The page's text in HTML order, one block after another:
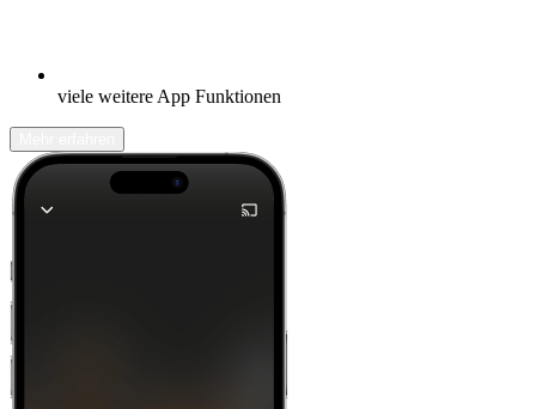
viele weitere App Funktionen